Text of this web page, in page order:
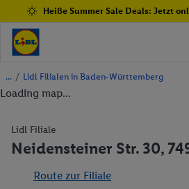
Heiße Summer Sale Deals: Jetzt
/ Lidl Filialen in Baden-Württemberg
Loading map...
Lidl Filiale
Neidensteiner Str. 30,
Route zur Filiale